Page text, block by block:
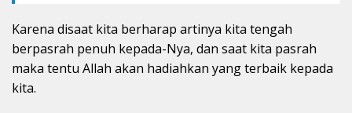
Karena disaat kita berharap artinya kita tengah
berpasrah penuh kepada-Nya, dan saat kita pasrah
maka tentu Allah akan hadiahkan yang terbaik kepada
kita.